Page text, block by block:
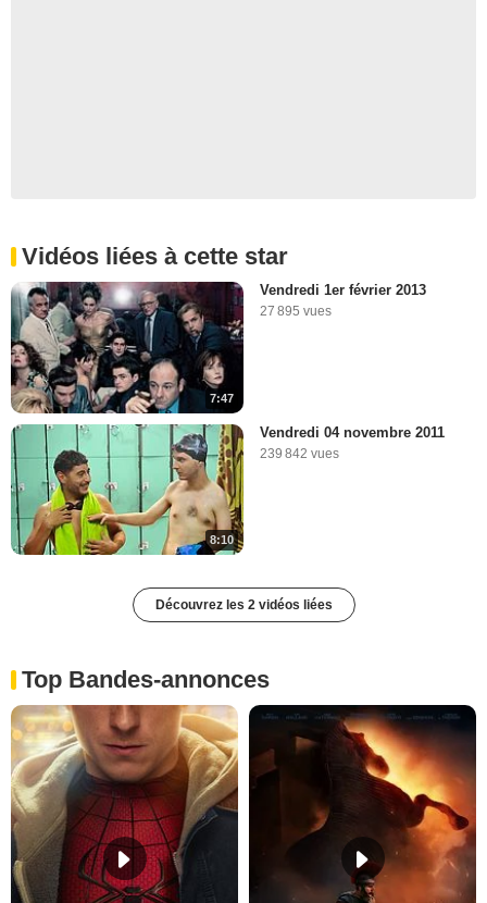
Vidéos liées à cette star
7:47
Vendredi 1er février 2013
27 895 vues
8:10
Vendredi 04 novembre 2011
239 842 vues
Découvrez les 2 vidéos liées
Top Bandes-annonces